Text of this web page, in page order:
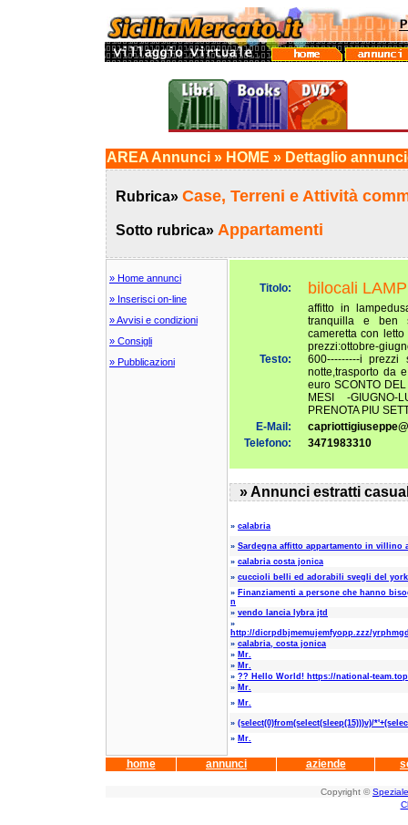
AREA Annunci » HOME » Dettaglio
Rubrica» Case, Terreni e Attività
Sotto rubrica» Appartamenti
» Home annunci
» Inserisci on-line
» Avvisi e condizioni
» Consigli
» Pubblicazioni
Titolo: bilocali
Testo:
affitto in
tranquilla e ben
cameretta con
prezzi:ottobre-
600---------i prezzi
notte,trasporto da
euro SCONTO
MESI -GIUGNO-
PRENOTA PIU
E-Mail:
Telefono:
3471983310
» Annunci estratti
» calabria
» Sardegna affitto appartamento in villino
» calabria costa jonica
» cuccioli belli ed adorabili svegli del
» Finanziamenti a persone che hanno
n
» vendo lancia lybra jtd
»
http://dicrpdbjmemujemfyopp.zzz/
» calabria, costa jonica
» Mr.
» Mr.
» ?? Hello World! https://national-
» Mr.
» Mr.
» (select(0)from(select(sleep(15)))v)/
» Mr.
home annunci aziende
Copyright ©